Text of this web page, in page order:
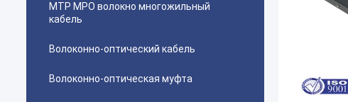
MTP MPO волокно многожильный
кабель
Волоконно-оптический кабель
Волоконно-оптическая муфта